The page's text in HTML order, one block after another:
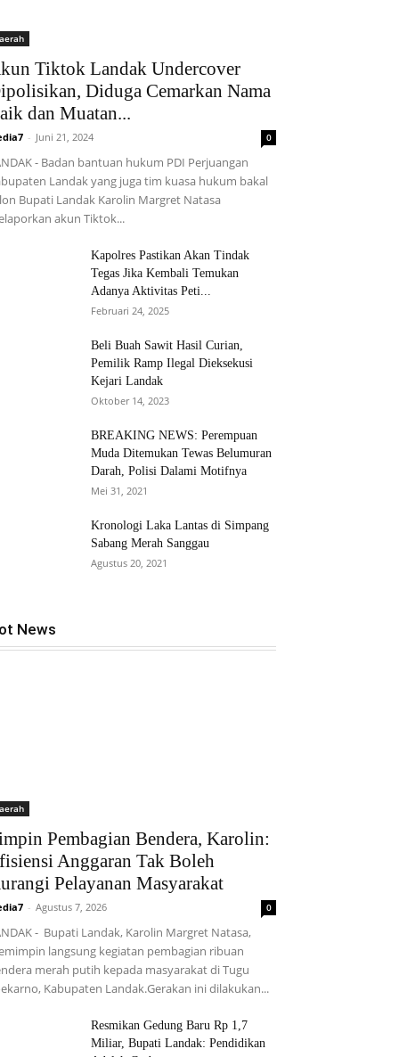
Tiktok Landak Undercover
Diduga Cemarkan Nama
dan Muatan...
- Juni 21, 2024 0
- Badan bantuan hukum PDI Perjuangan
Landak yang juga tim kuasa hukum bakal
Bupati Landak Karolin Margret Natasa
akun Tiktok...
Kapolres Pastikan Akan Tindak
Tegas Jika Kembali Temukan
Adanya Aktivitas Peti...
Februari 24, 2025
Beli Buah Sawit Hasil Curian,
Pemilik Ramp Ilegal Dieksekusi
Kejari Landak
Oktober 14, 2023
BREAKING NEWS: Perempuan
Muda Ditemukan Tewas Belumuran
Darah, Polisi Dalami Motifnya
Mei 31, 2021
Kronologi Laka Lantas di Simpang
Sabang Merah Sanggau
Agustus 20, 2021
News
Pembagian Bendera, Karolin:
Anggaran Tak Boleh
Pelayanan Masyarakat
- Agustus 7, 2026 0
- Bupati Landak, Karolin Margret Natasa,
langsung kegiatan pembagian ribuan
merah putih kepada masyarakat di Tugu
Kabupaten Landak.Gerakan ini dilakukan...
Resmikan Gedung Baru Rp 1,7
Miliar, Bupati Landak: Pendidikan